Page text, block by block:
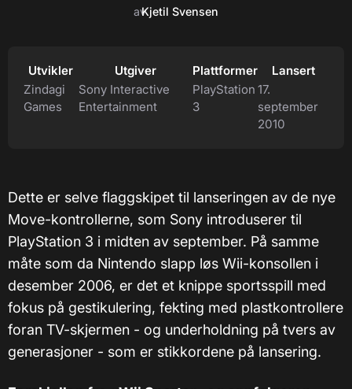
avKjetil Svensen
Utvikler
Zindagi
Games
Utgiver
Sony Interactive
Entertainment
Plattformer
PlayStation
3
Lansert
17.
september
2010
Dette er selve flaggskipet til lanseringen av de nye
Move-kontrollerne, som Sony introduserer til
PlayStation 3 i midten av september. På samme
måte som da Nintendo slapp løs Wii-konsollen i
desember 2006, er det et knippe sportsspill med
fokus på gestikulering, fekting med plastkontrollere
foran TV-skjermen - og underholdning på tvers av
generasjoner - som er stikkordene på lansering.